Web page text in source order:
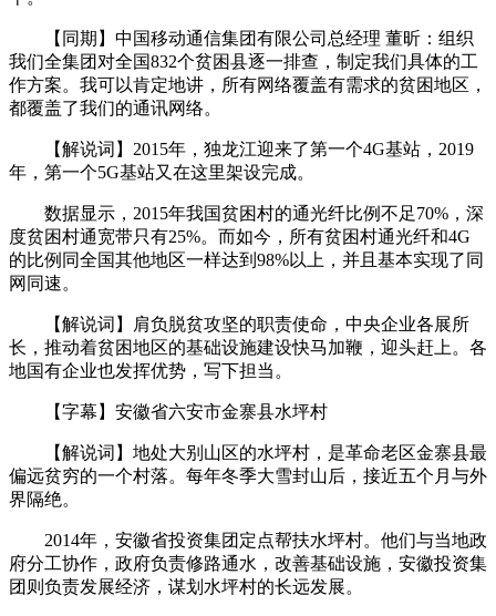
【同期】中国移动通信集团有限公司总经理 董昕：组织
我们全集团对全国832个贫困县逐一排查，制定我们具体的工
作方案。我可以肯定地讲，所有网络覆盖有需求的贫困地区，
都覆盖了我们的通讯网络。
【解说词】2015年，独龙江迎来了第一个4G基站，2019
年，第一个5G基站又在这里架设完成。
数据显示，2015年我国贫困村的通光纤比例不足70%，深
度贫困村通宽带只有25%。而如今，所有贫困村通光纤和4G
的比例同全国其他地区一样达到98%以上，并且基本实现了同
网同速。
【解说词】肩负脱贫攻坚的职责使命，中央企业各展所
长，推动着贫困地区的基础设施建设快马加鞭，迎头赶上。各
地国有企业也发挥优势，写下担当。
【字幕】安徽省六安市金寨县水坪村
【解说词】地处大别山区的水坪村，是革命老区金寨县最
偏远贫穷的一个村落。每年冬季大雪封山后，接近五个月与外
界隔绝。
2014年，安徽省投资集团定点帮扶水坪村。他们与当地政
府分工协作，政府负责修路通水，改善基础设施，安徽投资集
团则负责发展经济，谋划水坪村的长远发展。